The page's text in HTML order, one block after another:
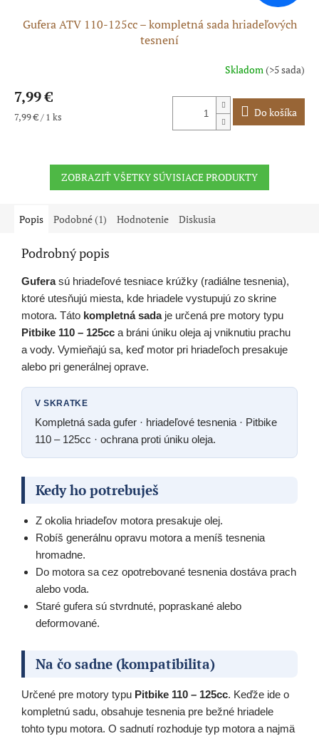
Gufera ATV 110-125cc – kompletná sada hriadeľových
tesnení
Skladom(>5 sada)
7,99 €
Jednotková
7,99 € / 1 ks Do košíka
ZOBRAZIŤ VŠETKY SÚVISIACE PRODUKTY
Popis Podobné (1) Hodnotenie Diskusia
Podrobný popis
Guferasú hriadeľové tesniace krúžky (radiálne tesnenia),
ktoré utesňujú miesta, kde hriadele vystupujú zo skrine
motora. Táto kompletná sadaje určená pre motory typu
Pitbike 110 – 125cc a bráni úniku oleja aj vniknutiu prachu
a vody. Vymieňajú sa, keď motor pri hriadeľoch presakuje
alebo pri generálnej oprave.
V SKRATKE
Kompletná sada gufer · hriadeľové tesnenia · Pitbike
110 – 125cc · ochrana proti úniku oleja.
Kedy ho potrebuješ
Z okolia hriadeľov motora presakuje olej.
Robíš generálnu opravu motora a meníš tesnenia
hromadne.
Do motora sa cez opotrebované tesnenia dostáva prach
alebo voda.
Staré gufera sú stvrdnuté, popraskané alebo
deformované.
Na čo sadne (kompatibilita)
Určené pre motory typu Pitbike 110 – 125cc. Keďže ide o
kompletnú sadu, obsahuje tesnenia pre bežné hriadele
tohto typu motora. O sadnutí rozhoduje typ motora a najmä